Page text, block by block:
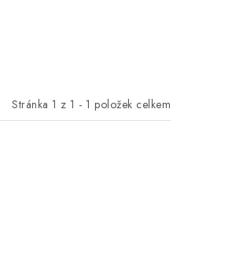
Stránka 1 z 1 - 1 položek celkem